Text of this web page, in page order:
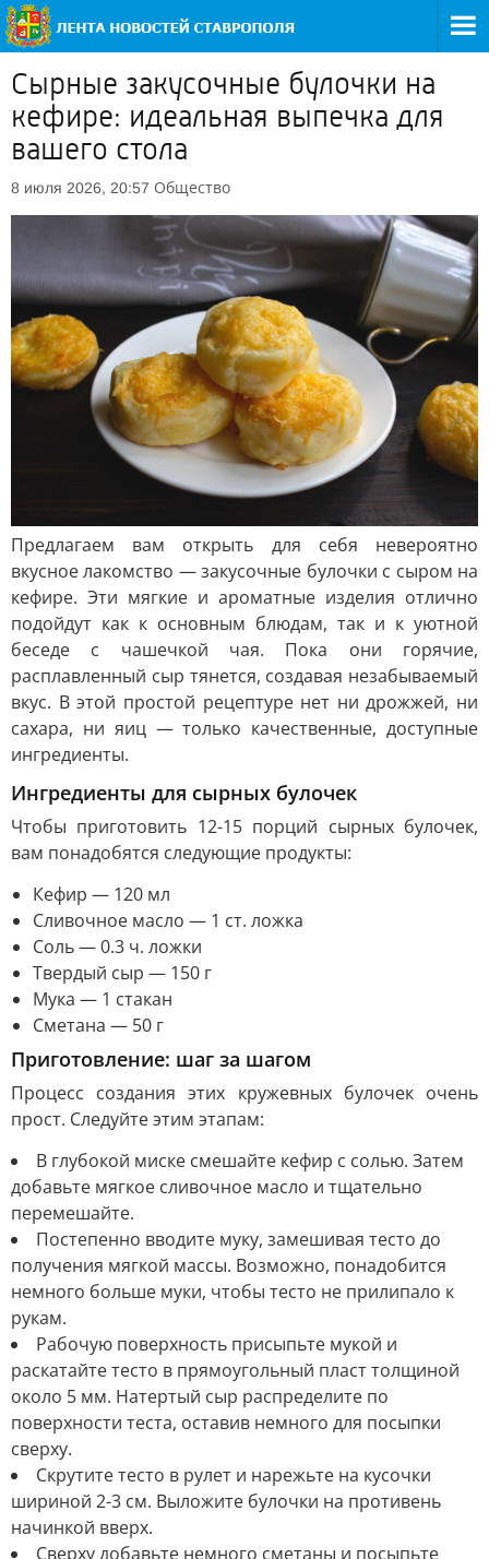
Сырные закусочные булочки на
кефире: идеальная выпечка для
вашего стола
8 июля 2026, 20:57 Общество
Предлагаем вам открыть для себя невероятно
вкусное лакомство — закусочные булочки с сыром на
кефире. Эти мягкие и ароматные изделия отлично
подойдут как к основным блюдам, так и к уютной
беседе с чашечкой чая. Пока они горячие,
расплавленный сыр тянется, создавая незабываемый
вкус. В этой простой рецептуре нет ни дрожжей, ни
сахара, ни яиц — только качественные, доступные
ингредиенты.
Ингредиенты для сырных булочек
Чтобы приготовить 12-15 порций сырных булочек,
вам понадобятся следующие продукты:
Кефир — 120 мл
Сливочное масло — 1 ст. ложка
Соль — 0.3 ч. ложки
Твердый сыр — 150 г
Мука — 1 стакан
Сметана — 50 г
Приготовление: шаг за шагом
Процесс создания этих кружевных булочек очень
прост. Следуйте этим этапам:
В глубокой миске смешайте кефир с солью. Затем
добавьте мягкое сливочное масло и тщательно
перемешайте.
Постепенно вводите муку, замешивая тесто до
получения мягкой массы. Возможно, понадобится
немного больше муки, чтобы тесто не прилипало к
рукам.
Рабочую поверхность присыпьте мукой и
раскатайте тесто в прямоугольный пласт толщиной
около 5 мм. Натертый сыр распределите по
поверхности теста, оставив немного для посыпки
сверху.
Скрутите тесто в рулет и нарежьте на кусочки
шириной 2-3 см. Выложите булочки на противень
начинкой вверх.
Сверху добавьте немного сметаны и посыпьте